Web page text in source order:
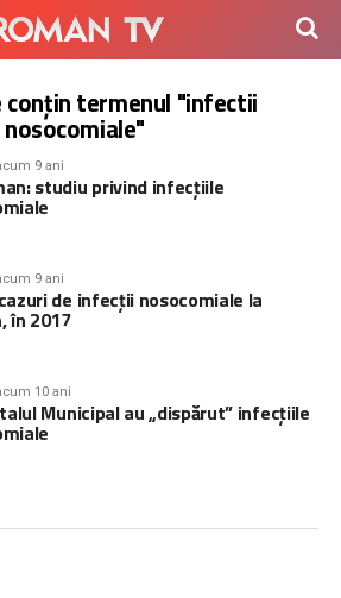
conțin termenul "infectii
nosocomiale"
9 ani
studiu privind infecțiile
9 ani
de infecții nosocomiale la
în 2017
10 ani
Municipal au „dispărut” infecțiile